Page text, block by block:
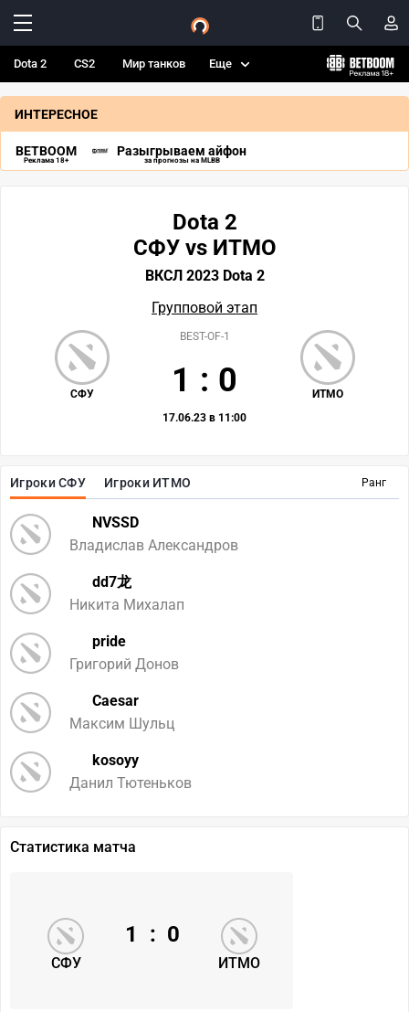
Dota 2 CS2 Мир танков Еще
ИНТЕРЕСНОЕ
BETBOOM
Реклама 18+
Разыгрываем айфон
за прогнозы на MLBB
Ранг
Игроки СФУ Игроки ИТМО
NVSSD
Владислав Александров
dd7龙
Никита Михалап
pride
Григорий Донов
Caesar
Максим Шульц
kosoyy
Данил Тютеньков
Dota 2
СФУ vs ИТМО
ВКСЛ 2023 Dota 2
Групповой этап
СФУ ИТМО
BEST-OF-1
1 : 0
17.06.23 в 11:00
Статистика матча
СФУ ИТМО
1 : 0